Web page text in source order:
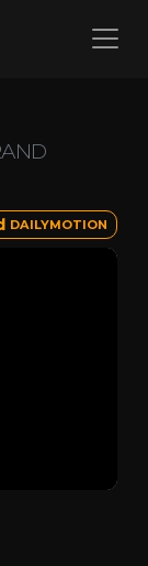
DAILYMOTION